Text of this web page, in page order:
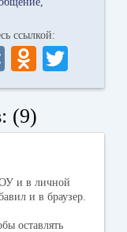
ссылкой:
V
K
O
dn
la
ni
ki
wi
r
(9)
ОУ и в личной
и в браузер.
оставлять